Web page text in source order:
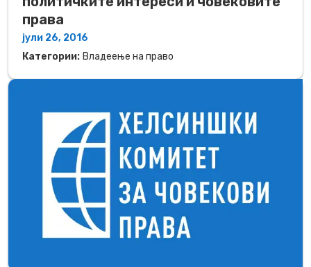
права
јули 26, 2016
Категории: Владеење на право